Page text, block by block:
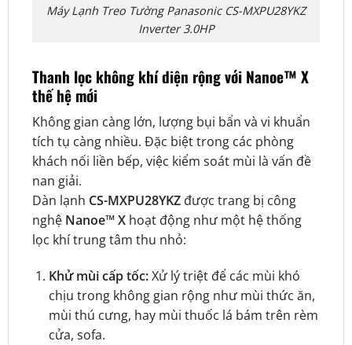
Máy Lạnh Treo Tường Panasonic CS-MXPU28YKZ
Inverter 3.0HP
Thanh lọc không khí diện rộng với Nanoe™ X
thế hệ mới
Không gian càng lớn, lượng bụi bẩn và vi khuẩn
tích tụ càng nhiều. Đặc biệt trong các phòng
khách nối liền bếp, việc kiểm soát mùi là vấn đề
nan giải.
Dàn lạnh CS-MXPU28YKZđược trang bị công
nghệ Nanoe™ Xhoạt động như một hệ thống
lọc khí trung tâm thu nhỏ:
Khử mùi cấp tốc:Xử lý triệt để các mùi khó
chịu trong không gian rộng như mùi thức ăn,
mùi thú cưng, hay mùi thuốc lá bám trên rèm
cửa, sofa.